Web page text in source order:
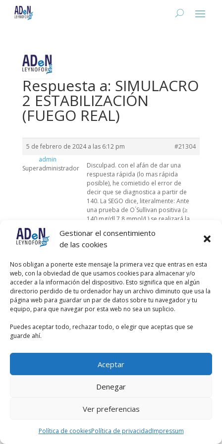
Gestionar el consentimiento
de las cookies
Nos obligan a ponerte este mensaje la primera vez que entras en esta
web, con la obviedad de que usamos cookies para almacenar y/o
acceder a la información del dispositivo. Esto significa que en algún
directorio perdido de tu ordenador hay un archivo diminuto que usa la
página web para guardar un par de datos sobre tu navegador y tu
equipo, para que navegar por esta web no sea un suplicio.
Puedes aceptar todo, rechazar todo, o elegir que aceptas que se
guarde ahí.
Aceptar
Denegar
Ver preferencias
Política de cookiesPolítica de privacidadImpressum
Respuesta a: SIMULACRO
2 ESTABILIZACIÓN
(FUEGO REAL)
5 de febrero de 2024 a las 6:12 pm
#21304
admin
Superadministrador
Disculpad. con el afán de dar una
respuesta rápida (lo mas rápida
posible), he comietido el error de
decir que se diagnostica a partir de
140. La SEGO dice, literalmente: Ante
una prueba de O ́Sullivan positiva (≥
140 mg/dl 7,8 mmol/L) se realizará la
prueba de sobrecarga oral con 100 g
de glucosa, por lo tanto, la respuesta
Pero, repito, el tribunal dio por buena
la respuesta B.